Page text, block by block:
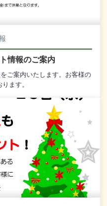
情報のご案内
ご案内いたします。お客様の
ます。